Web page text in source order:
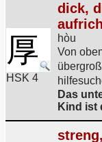
厚
HSK 4
dick,
hòu
Von
Das
Kind ist